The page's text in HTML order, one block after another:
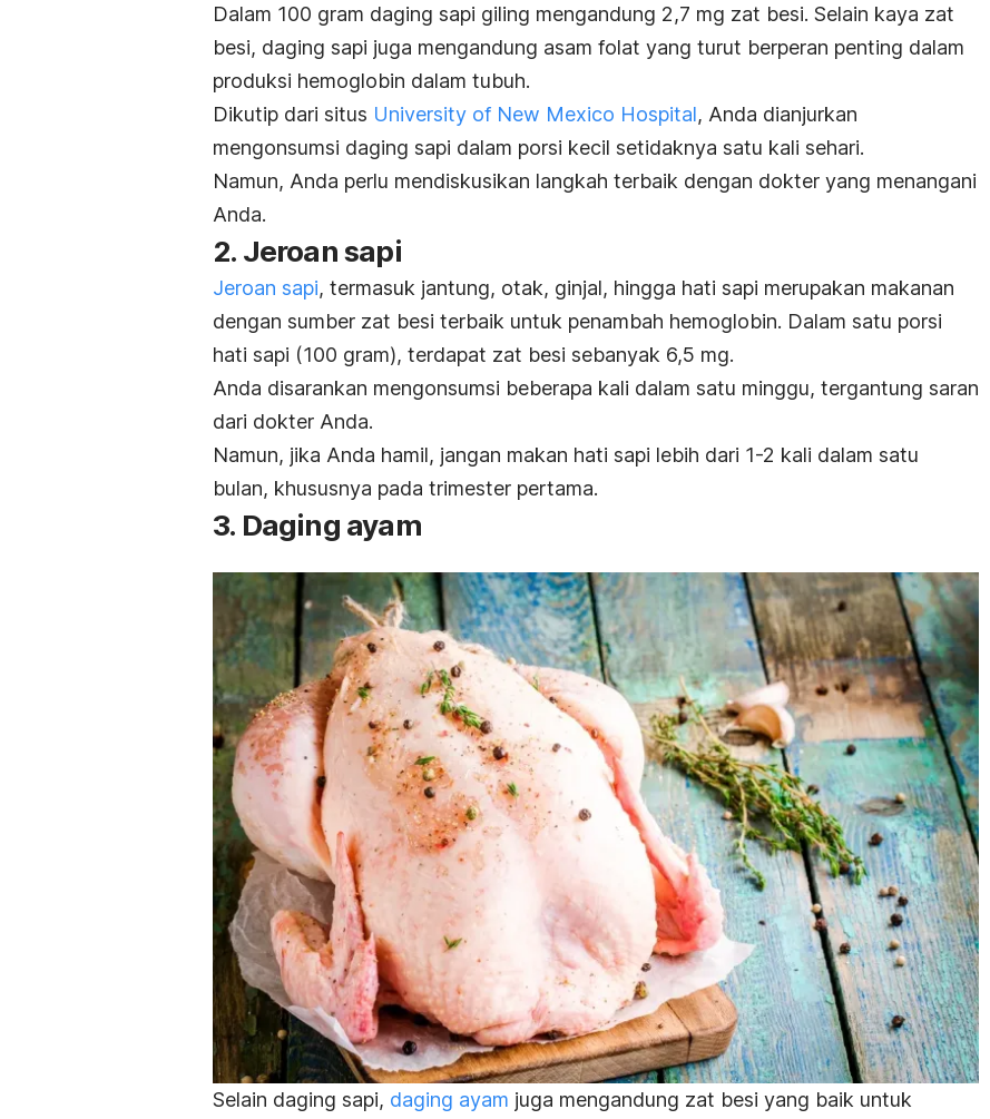
Dalam 100 gram daging sapi giling mengandung 2,7 mg zat besi. Selain kaya zat
besi, daging sapi juga mengandung asam folat yang turut berperan penting dalam
produksi hemoglobin dalam tubuh.
Dikutip dari situs University of New Mexico Hospital, Anda dianjurkan
mengonsumsi daging sapi dalam porsi kecil setidaknya satu kali sehari.
Namun, Anda perlu mendiskusikan langkah terbaik dengan dokter yang menangani
Anda.
2. Jeroan sapi
Jeroan sapi, termasuk jantung, otak, ginjal, hingga hati sapi merupakan makanan
dengan sumber zat besi terbaik untuk penambah hemoglobin. Dalam satu porsi
hati sapi (100 gram), terdapat zat besi sebanyak 6,5 mg.
Anda disarankan mengonsumsi beberapa kali dalam satu minggu, tergantung saran
dari dokter Anda.
Namun, jika Anda hamil, jangan makan hati sapi lebih dari 1-2 kali dalam satu
bulan, khususnya pada trimester pertama.
3. Daging ayam
Selain daging sapi, daging ayam juga mengandung zat besi yang baik untuk